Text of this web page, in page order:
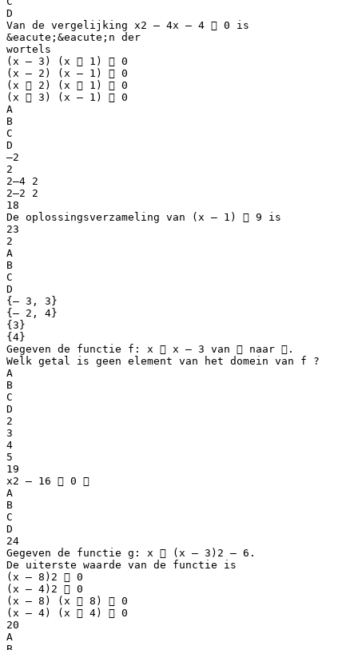
D
Van de vergelijking x2 – 4x – 4  0 is
&eacute;&eacute;n der
wortels
(x – 3) (x  1)  0
(x – 2) (x – 1)  0
(x  2) (x  1)  0
(x  3) (x – 1)  0
A
B
C
D
–2
2
2–4 2
2–2 2
18
De oplossingsverzameling van (x – 1)  9 is
23
2
A
B
C
D
{– 3, 3}
{– 2, 4}
{3}
{4}
Gegeven de functie f: x  x – 3 van  naar .
Welk getal is geen element van het domein van f ?
A
B
C
D
2
3
4
5
19
x2 – 16  0 
A
B
C
D
24
Gegeven de functie g: x  (x – 3)2 – 6.
De uiterste waarde van de functie is
(x – 8)2  0
(x – 4)2  0
(x – 8) (x  8)  0
(x – 4) (x  4)  0
20
A